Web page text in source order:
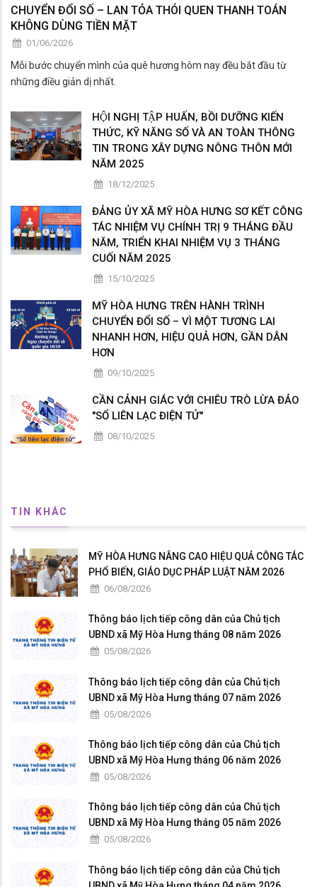
CHUYỂN ĐỔI SỐ – LAN TỎA THÓI QUEN THANH TOÁN
KHÔNG DÙNG TIỀN MẶT
01/06/2026
Mỗi bước chuyển mình của quê hương hôm nay đều bắt đầu từ
những điều giản dị nhất.
HỘI NGHỊ TẬP HUẤN, BỒI DƯỠNG KIẾN
THỨC, KỸ NĂNG SỐ VÀ AN TOÀN THÔNG
TIN TRONG XÂY DỰNG NÔNG THÔN MỚI
NĂM 2025
18/12/2025
ĐẢNG ỦY XÃ MỸ HÒA HƯNG SƠ KẾT CÔNG
TÁC NHIỆM VỤ CHÍNH TRỊ 9 THÁNG ĐẦU
NĂM, TRIỂN KHAI NHIỆM VỤ 3 THÁNG
CUỐI NĂM 2025
15/10/2025
MỸ HÒA HƯNG TRÊN HÀNH TRÌNH
CHUYỂN ĐỔI SỐ – VÌ MỘT TƯƠNG LAI
NHANH HƠN, HIỆU QUẢ HƠN, GẦN DÂN
HƠN
09/10/2025
CẦN CẢNH GIÁC VỚI CHIÊU TRÒ LỪA ĐẢO
"SỔ LIÊN LẠC ĐIỆN TỬ"
08/10/2025
TIN KHÁC
MỸ HÒA HƯNG NÂNG CAO HIỆU QUẢ CÔNG TÁC
PHỔ BIẾN, GIÁO DỤC PHÁP LUẬT NĂM 2026
06/08/2026
Thông báo lịch tiếp công dân của Chủ tịch
UBND xã Mỹ Hòa Hưng tháng 08 năm 2026
05/08/2026
Thông báo lịch tiếp công dân của Chủ tịch
UBND xã Mỹ Hòa Hưng tháng 07 năm 2026
05/08/2026
Thông báo lịch tiếp công dân của Chủ tịch
UBND xã Mỹ Hòa Hưng tháng 06 năm 2026
05/08/2026
Thông báo lịch tiếp công dân của Chủ tịch
UBND xã Mỹ Hòa Hưng tháng 05 năm 2026
05/08/2026
Thông báo lịch tiếp công dân của Chủ tịch